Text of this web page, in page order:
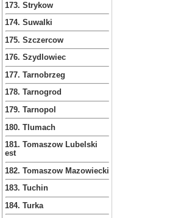
173. Strykow
174. Suwalki
175. Szczercow
176. Szydlowiec
177. Tarnobrzeg
178. Tarnogrod
179. Tarnopol
180. Tlumach
181. Tomaszow Lubelski
est
182. Tomaszow Mazowiecki
183. Tuchin
184. Turka